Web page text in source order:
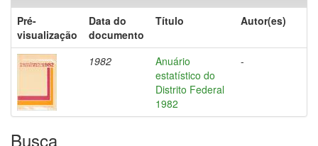
Pré-
visualização
Data do
documento
Título Autor(es)
1982
Anuário
estatístico do
Distrito Federal
1982
-
Busca